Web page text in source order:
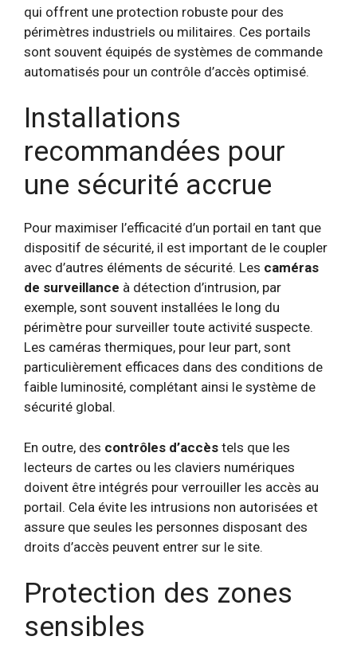
qui offrent une protection robuste pour des
périmètres industriels ou militaires. Ces portails
sont souvent équipés de systèmes de commande
automatisés pour un contrôle d’accès optimisé.
Installations
recommandées pour
une sécurité accrue
Pour maximiser l’efficacité d’un portail en tant que
dispositif de sécurité, il est important de le coupler
avec d’autres éléments de sécurité. Les caméras
de surveillance à détection d’intrusion, par
exemple, sont souvent installées le long du
périmètre pour surveiller toute activité suspecte.
Les caméras thermiques, pour leur part, sont
particulièrement efficaces dans des conditions de
faible luminosité, complétant ainsi le système de
sécurité global.
En outre, des contrôles d’accès tels que les
lecteurs de cartes ou les claviers numériques
doivent être intégrés pour verrouiller les accès au
portail. Cela évite les intrusions non autorisées et
assure que seules les personnes disposant des
droits d’accès peuvent entrer sur le site.
Protection des zones
sensibles